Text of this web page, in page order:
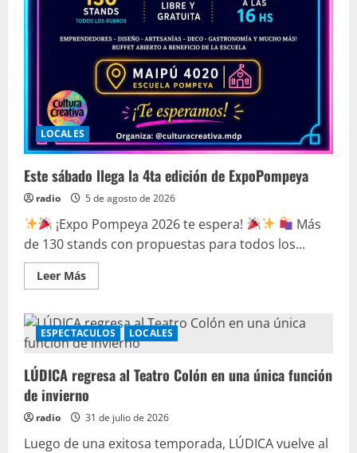
LOCALES
Este sábado llega la 4ta edición de ExpoPompeya
radio 5 de agosto de 2026
¡Expo Pompeya 2026 te espera!
Más
de 130 stands con propuestas para todos los...
Leer Más
ESPECTACULOS LOCALES
LÚDICA regresa al Teatro Colón en una única función
de invierno
radio 31 de julio de 2026
Luego de una exitosa temporada, LÚDICA vuelve al